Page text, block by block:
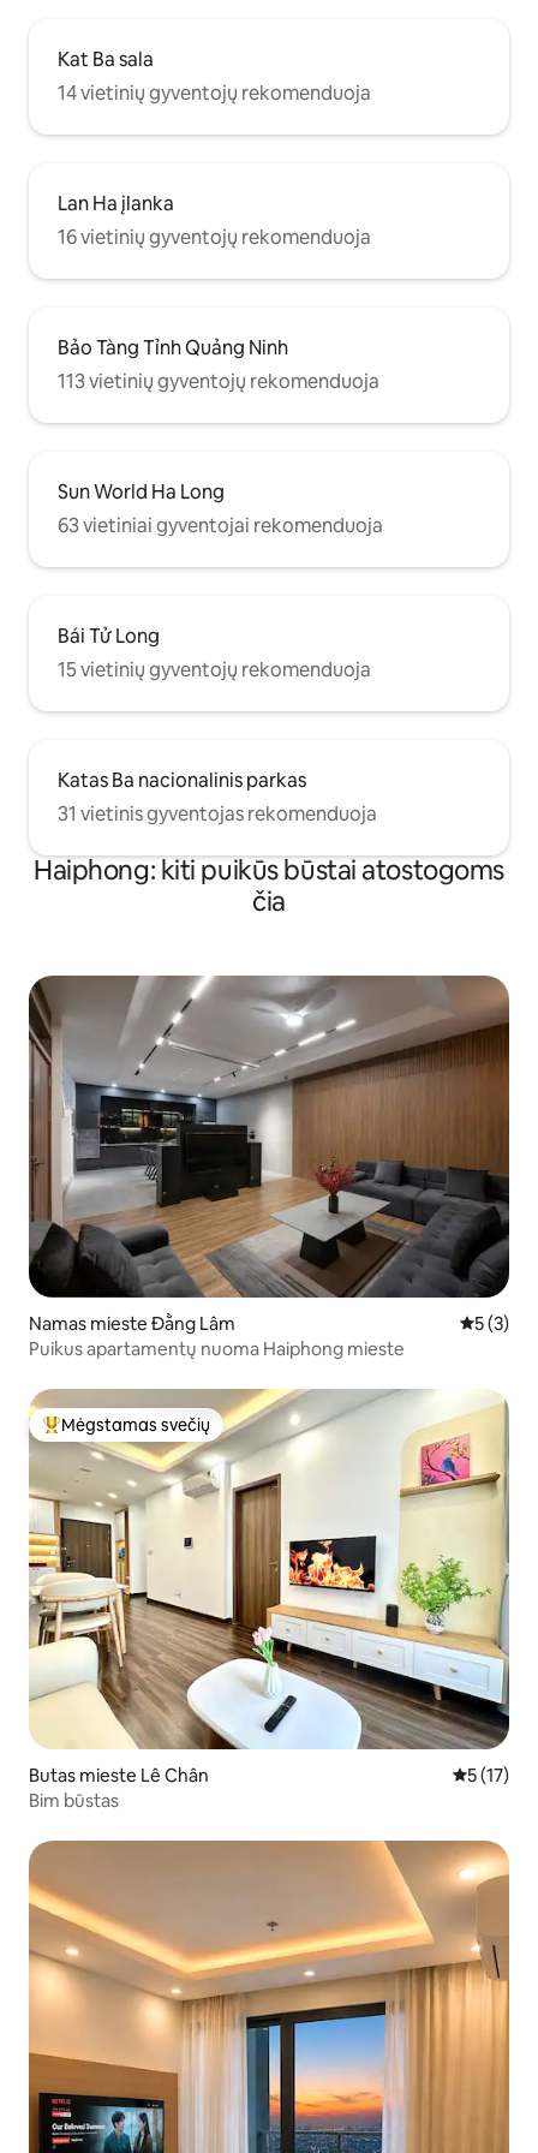
Kat Ba sala
14 vietinių gyventojų rekomenduoja
Lan Ha įlanka
16 vietinių gyventojų rekomenduoja
Bảo Tàng Tỉnh Quảng Ninh
113 vietinių gyventojų rekomenduoja
Sun World Ha Long
63 vietiniai gyventojai rekomenduoja
Bái Tử Long
15 vietinių gyventojų rekomenduoja
Katas Ba nacionalinis parkas
31 vietinis gyventojas rekomenduoja
Haiphong: kiti puikūs būstai atostogoms
čia
Namas mieste Đằng Lâm Vidutinis
5 (3)
Puikus apartamentų nuoma Haiphong mieste
Svečių mėgstamiausias
Mėgstamas svečių
Butas mieste Lê Chân Vidutinis
5 (17)
Bim būstas